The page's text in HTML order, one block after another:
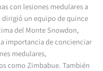
con lesiones medulares a
dirigió un equipo de quince
del Monte Snowdon,
importancia de concienciar
medulares,
como Zimbabue. También